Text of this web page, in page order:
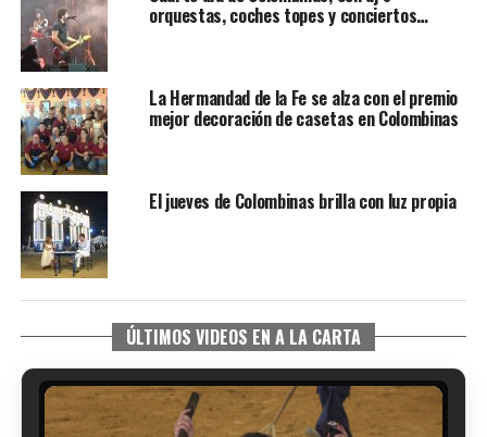
orquestas, coches topes y conciertos…
La Hermandad de la Fe se alza con el premio
mejor decoración de casetas en Colombinas
El jueves de Colombinas brilla con luz propia
ÚLTIMOS VIDEOS EN A LA CARTA